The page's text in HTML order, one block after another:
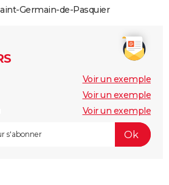
Germain-de-Pasquier
Voir un exemple
Voir un exemple
Voir un exemple